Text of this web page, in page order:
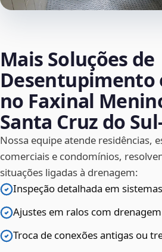
Mais Soluções de
Desentupimento
no Faxinal
Santa Cruz do
Nossa equipe atende residências,
comerciais e condomínios,
situações ligadas à drenagem:
Inspeção detalhada em
Ajustes em ralos com
Troca de conexões antigas ou